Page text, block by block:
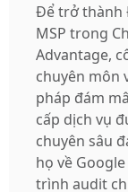
Để trở thành
MSP trong
Advantage,
chuyên môn
pháp đám
cấp dịch vụ
chuyên sâu
họ về
trình audit